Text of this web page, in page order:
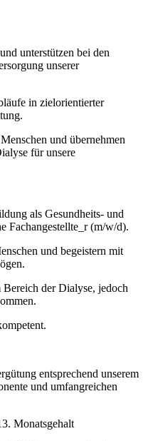
unterstützen bei den
unserer
in zielorientierter
und übernehmen
für unsere
als Gesundheits- und
Fachangestellte_r (m/w/d).
und begeistern mit
der Dialyse, jedoch
entsprechend unserem
und umfangreichen
Monatsgehalt